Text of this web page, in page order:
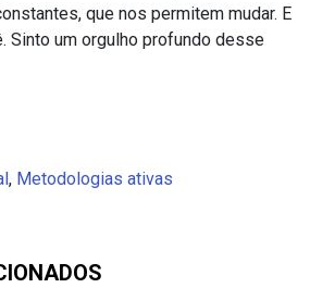
que nos permitem mudar. E
Sinto um orgulho profundo desse
, Metodologias ativas